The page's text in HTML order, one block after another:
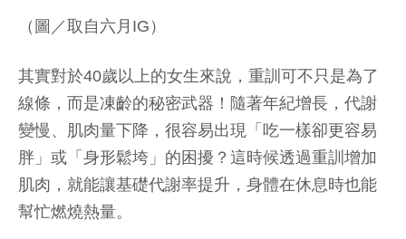
（圖／取自六月IG）
其實對於40歲以上的女生來說，重訓可不只是為了
線條，而是凍齡的秘密武器！隨著年紀增長，代謝
變慢、肌肉量下降，很容易出現「吃一樣卻更容易
胖」或「身形鬆垮」的困擾？這時候透過重訓增加
肌肉，就能讓基礎代謝率提升，身體在休息時也能
幫忙燃燒熱量。